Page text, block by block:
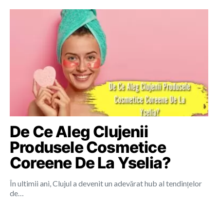
De Ce Aleg Clujenii
Produsele Cosmetice
Coreene De La Yselia?
În ultimii ani, Clujul a devenit un adevărat hub al tendințelor
de…